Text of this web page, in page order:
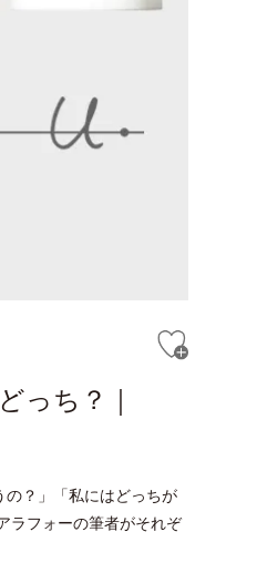
っち？｜
？」「私にはどっちが
ラフォーの筆者がそれぞ